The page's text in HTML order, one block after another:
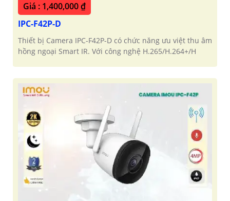
Giá : 1,400,000 ₫
IPC-F42P-D
Thiết bị Camera IPC-F42P-D có chức năng ưu việt thu âm
hồng ngoại Smart IR. Với công nghệ H.265/H.264+/H